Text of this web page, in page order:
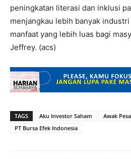
peningkatan literasi dan inklusi
menjangkau lebih banyak
manfaat yang lebih luas bagi
Jeffrey. (acs)
TAGS Aku Investor Saham Awak
PT Bursa Efek Indonesia